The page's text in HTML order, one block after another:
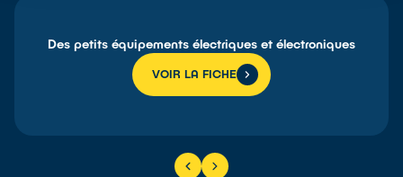
Des petits équipements électriques et électroniques
VOIR LA FICHE